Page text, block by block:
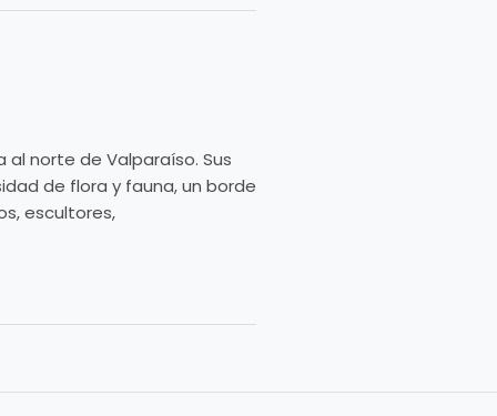
al norte de Valparaíso. Sus
de flora y fauna, un borde
escultores,